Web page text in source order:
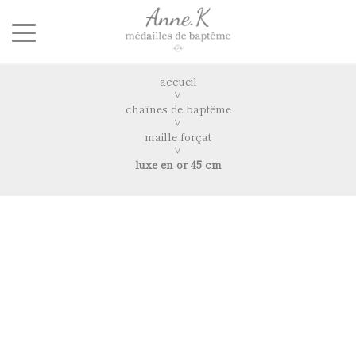
accueil
chaînes de baptême
maille forçat
luxe en or 45 cm